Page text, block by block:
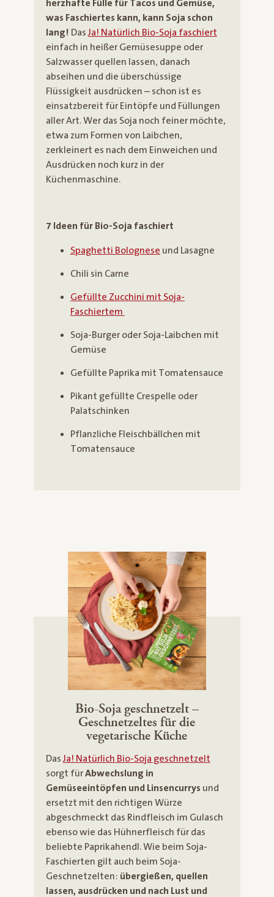
herzhafte Fülle für Tacos und Gemüse,
was Faschiertes kann, kann Soja schon
lang! DasJa! Natürlich Bio-Soja faschiert
einfach in heißer Gemüsesuppe oder
Salzwasser quellen lassen, danach
abseihen und die überschüssige
Flüssigkeit ausdrücken – schon ist es
einsatzbereit für Eintöpfe und Füllungen
aller Art. Wer das Soja noch feiner möchte,
etwa zum Formen von Laibchen,
zerkleinert es nach dem Einweichen und
Ausdrücken noch kurz in der
Küchenmaschine.
7 Ideen für Bio-Soja faschiert
Spaghetti Bolognese und Lasagne
Chili sin Carne
Gefüllte Zucchini mit Soja-
Faschiertem
Soja-Burger oder Soja-Laibchen mit
Gemüse
Gefüllte Paprika mit Tomatensauce
Pikant gefüllte Crespelle oder
Palatschinken
Pflanzliche Fleischbällchen mit
Tomatensauce
Bio-Soja geschnetzelt –
Geschnetzeltes für die
vegetarische Küche
DasJa! Natürlich Bio-Soja geschnetzelt
sorgt fürAbwechslung in
Gemüseeintöpfen und Linsencurrys und
ersetzt mit den richtigen Würze
abgeschmeckt das Rindfleisch im Gulasch
ebenso wie das Hühnerfleisch für das
beliebte Paprikahendl. Wie beim Soja-
Faschierten gilt auch beim Soja-
Geschnetzelten: übergießen, quellen
lassen, ausdrücken und nach Lust und